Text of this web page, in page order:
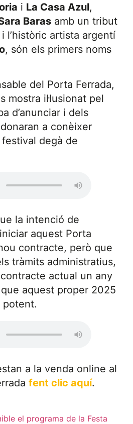
i La Casa Azul,
Baras amb un tribut
l’històric artista argentí
, són els primers noms
del Porta Ferrada,
mostra il·lusionat pel
d’anunciar i dels
a conèixer
degà de
la intenció de
aquest Porta
contracte, però que
tràmits administratius,
actual un any
aquest proper 2025
potent.
a la venda online al
fent clic aquí.
el programa de la Festa